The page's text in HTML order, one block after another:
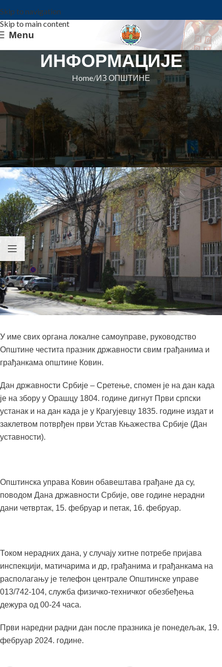
Skip to navigation
Skip to main content
Menu
ИНФОРМАЦИЈЕ
Home ИЗ ОПШТИНЕ
ИЗ ОПШТИНЕ
ДАН ДРЖАВНОСТИ СРБИЈЕ –
Честитка и обавештење о
нерадним данима
Општина КовинOn 14. februar 2024.
У име свих органа локалне самоуправе, руководство
Општине честита празник државности свим грађанима и
грађанкама општине Ковин.
Дан државности Србије – Сретење, спомен је на дан када
је на збору у Орашцу 1804. године дигнут Први српски
устанак и на дан када је у Крагујевцу 1835. године издат и
заклетвом потврђен први Устав Књажества Србије (Дан
уставности).
Општинска управа Ковин обавештава грађане да су,
поводом Дана државности Србије, ове године нерадни
дани четвртак, 15. фебруар и петак, 16. фебруар.
Током нерадних дана, у случају хитне потребе пријава
инспекцији, матичарима и др, грађанима и грађанкама на
располагању је телефон централе Општинске управе
013/742-104, служба физичко-техничког обезбеђења
дежура од 00-24 часа.
Први наредни радни дан после празника је понедељак, 19.
фебруар 2024. године.